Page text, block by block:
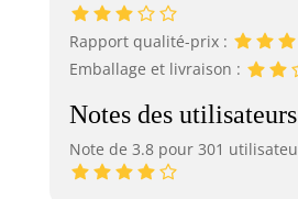
Rapport qualité-prix :
Emballage et livraison :
Notes des
Note de 3.8 pour 301